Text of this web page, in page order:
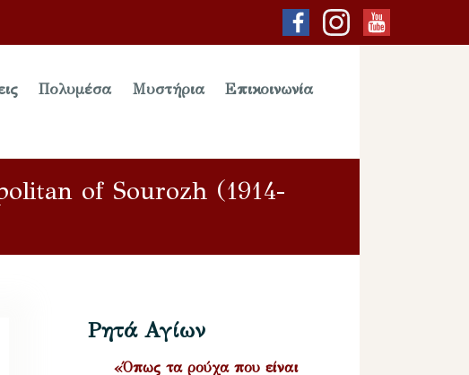
Πολυμέσα Μυστήρια Επικοινωνία
of Sourozh (1914-
Ρητά Αγίων
«Όπως τα ρούχα που είναι